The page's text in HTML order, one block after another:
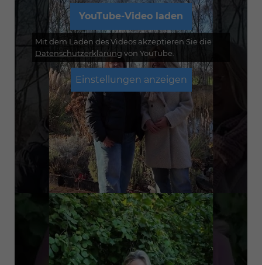
YouTube-Video laden
Mit dem Laden des Videos akzeptieren Sie die
Datenschutzerklärung von YouTube.
Einstellungen anzeigen